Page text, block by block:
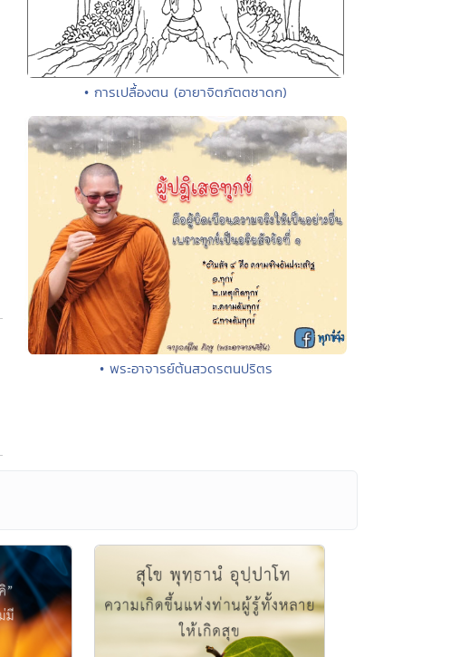
• การเปลื้องตน (อายาจิตภัตตชาดก)
• พระอาจารย์ต้นสวดรตนปริตร